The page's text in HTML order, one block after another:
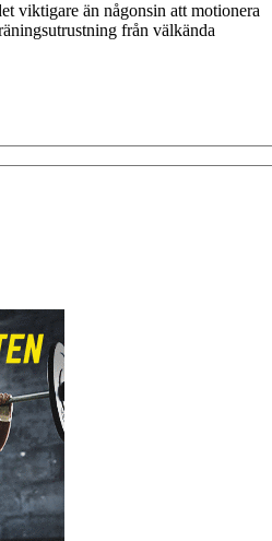
viktigare än någonsin att motionera
från välkända